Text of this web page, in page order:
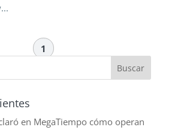
1
en MegaTiempo cómo operan